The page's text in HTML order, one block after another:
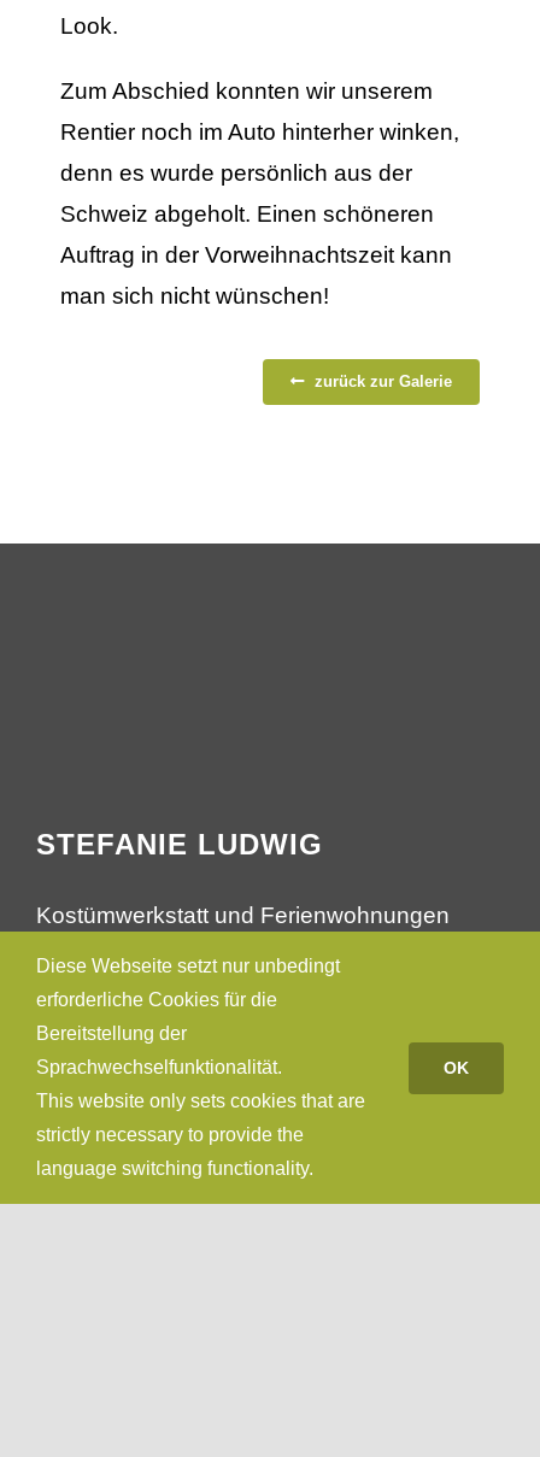
Look.
Zum Abschied konnten wir unserem
Rentier noch im Auto hinterher winken,
denn es wurde persönlich aus der
Schweiz abgeholt. Einen schöneren
Auftrag in der Vorweihnachtszeit kann
man sich nicht wünschen!
zurück zur Galerie
STEFANIE LUDWIG
Kostümwerkstatt und Ferienwohnungen
49170 Hagen a.T.W.
Telefon 0049 (0) 5401 98787
Mobil 0049 (0) 171 4547996
werkstatt@stefanieludwig.de
Diese Webseite setzt nur unbedingt
erforderliche Cookies für die
Bereitstellung der
Sprachwechselfunktionalität.
This website only sets cookies that are
strictly necessary to provide the
language switching functionality.
OK